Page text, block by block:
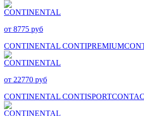
от 8775 руб
CONTINENTAL
от 22770 руб
CONTINENTAL